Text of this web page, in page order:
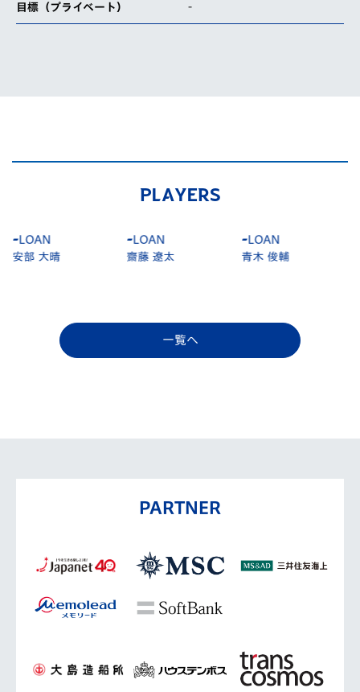
目標（プライベート） -
PLAYERS
-LOAN
安部 大晴
-LOAN
齋藤 遼太
-LOAN
青木 俊輔
一覧へ
PARTNER